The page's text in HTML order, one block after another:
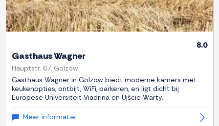
8.0
Gasthaus Wagner
Hauptstr. 67, Golzow
Gasthaus Wagner in Golzow biedt moderne kamers met
keukenopties, ontbijt, WiFi, parkeren, en ligt dicht bij
Europese Universiteit Viadrina en Ujście Warty.
Meer informatie